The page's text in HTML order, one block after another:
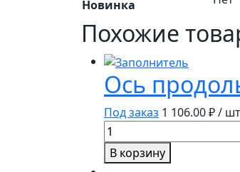
Новинка
Похожие
Ось
Под заказ 1 106.00₽ / шт
Количество
товара
Ось
В корзину